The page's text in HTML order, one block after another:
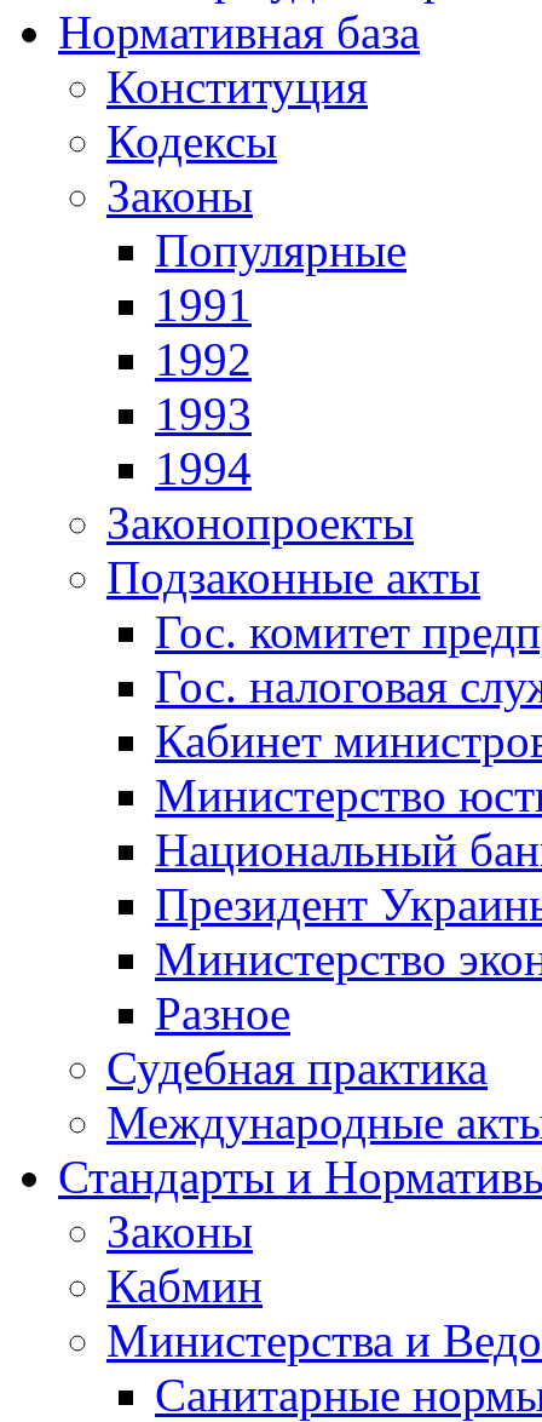
Нормативная база
Конституция
Кодексы
Законы
Популярные
1991
1992
1993
1994
Законопроекты
Подзаконные акты
Гос. комитет
Гос. налоговая
Кабинет
Министерство
Национальный
Президент
Министерство
Разное
Судебная практика
Международные
Стандарты и
Законы
Кабмин
Министерства и
Санитарные